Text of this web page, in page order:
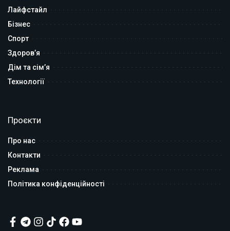
Лайфстайл
Бізнес
Спорт
Здоров’я
Дім та сім’я
Технології
Проєкти
Про нас
Контакти
Реклама
Політика конфіденційності